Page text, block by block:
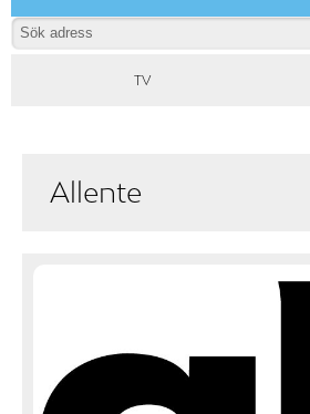
TV
Allente